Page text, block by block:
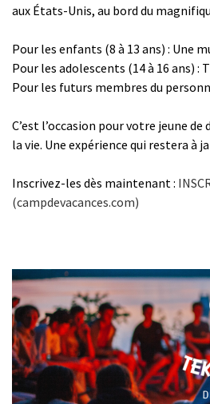
aux États-Unis, au bord du
Pour les enfants (8 à 13 ans) : Une
Pour les adolescents (14 à 16 ans) :
Pour les futurs membres du
C’est l’occasion pour votre jeune
la vie. Une expérience qui restera à
Inscrivez-les dès maintenant :
(campdevacances.com)